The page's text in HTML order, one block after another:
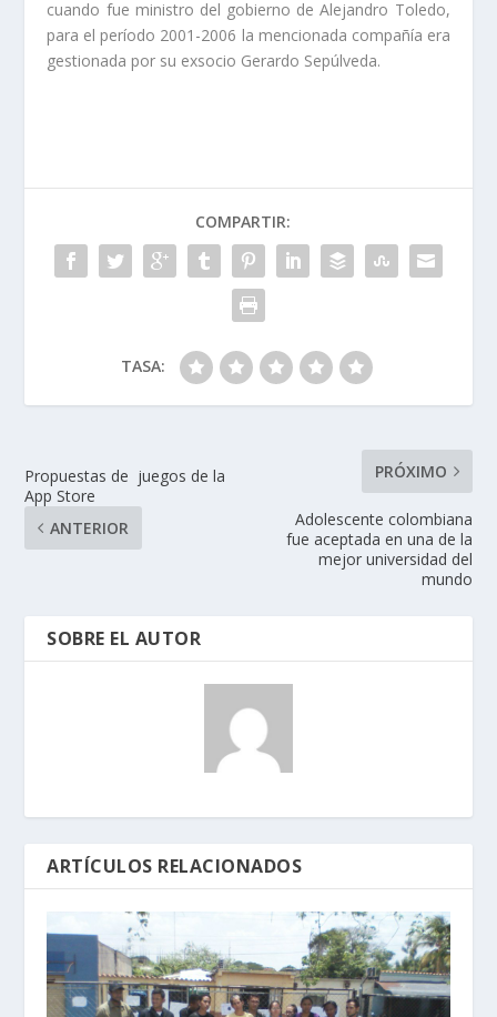
cuando fue ministro del gobierno de Alejandro Toledo,
para el período 2001-2006 la mencionada compañía era
gestionada por su exsocio Gerardo Sepúlveda.
COMPARTIR:
TASA:
Propuestas de juegos de la
App Store
ANTERIOR
PRÓXIMO
Adolescente colombiana
fue aceptada en una de la
mejor universidad del
mundo
SOBRE EL AUTOR
ARTÍCULOS RELACIONADOS